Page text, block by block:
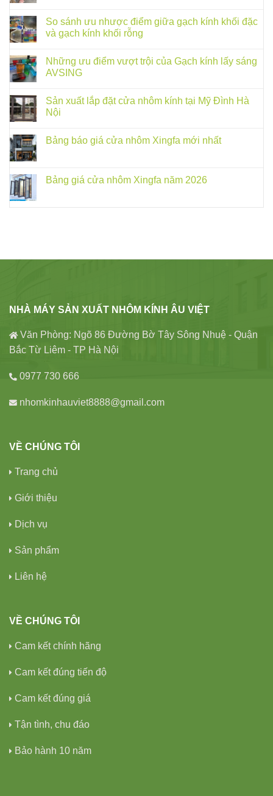
So sánh ưu nhược điểm giữa gạch kính khối đặc
và gạch kính khối rỗng
Những ưu điểm vượt trội của Gạch kính lấy sáng
AVSING
Sản xuất lắp đặt cửa nhôm kính tại Mỹ Đình Hà
Nội
Bảng báo giá cửa nhôm Xingfa mới nhất
Bảng giá cửa nhôm Xingfa năm 2026
NHÀ MÁY SẢN XUẤT NHÔM KÍNH ÂU VIỆT
Văn Phòng: Ngõ 86 Đường Bờ Tây Sông Nhuệ - Quận
Bắc Từ Liêm - TP Hà Nội
0977 730 666
nhomkinhauviet8888@gmail.com
VỀ CHÚNG TÔI
Trang chủ
Giới thiệu
Dịch vụ
Sản phẩm
Liên hệ
VỀ CHÚNG TÔI
Cam kết chính hãng
Cam kết đúng tiến độ
Cam kết đúng giá
Tận tình, chu đáo
Bảo hành 10 năm